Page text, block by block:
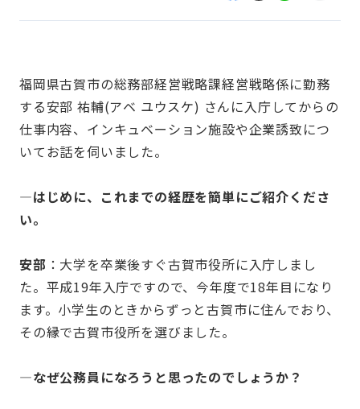
福岡県古賀市の総務部経営戦略課経営戦略係に勤務
する安部 祐輔(アベ ユウスケ) さんに入庁してからの
仕事内容、インキュベーション施設や企業誘致につ
いてお話を伺いました。
—はじめに、これまでの経歴を簡単にご紹介くださ
い。
安部 ：大学を卒業後すぐ古賀市役所に入庁しまし
た。平成19年入庁ですので、今年度で18年目になり
ます。小学生のときからずっと古賀市に住んでおり、
その縁で古賀市役所を選びました。
—なぜ公務員になろうと思ったのでしょうか？